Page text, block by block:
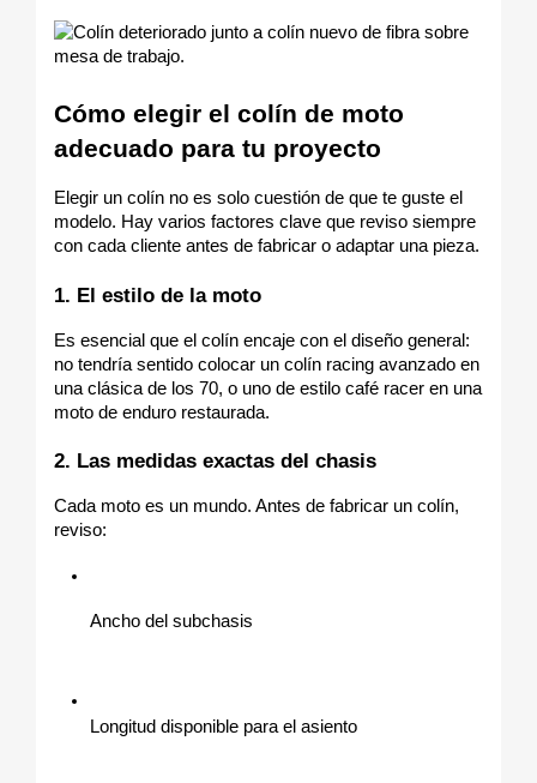
Cómo elegir el colín de moto
adecuado para tu proyecto
Elegir un colín no es solo cuestión de que te guste el
modelo. Hay varios factores clave que reviso siempre
con cada cliente antes de fabricar o adaptar una pieza.
1. El estilo de la moto
Es esencial que el colín encaje con el diseño general:
no tendría sentido colocar un colín racing avanzado en
una clásica de los 70, o uno de estilo café racer en una
moto de enduro restaurada.
2. Las medidas exactas del chasis
Cada moto es un mundo. Antes de fabricar un colín,
reviso:
Ancho del subchasis
Longitud disponible para el asiento